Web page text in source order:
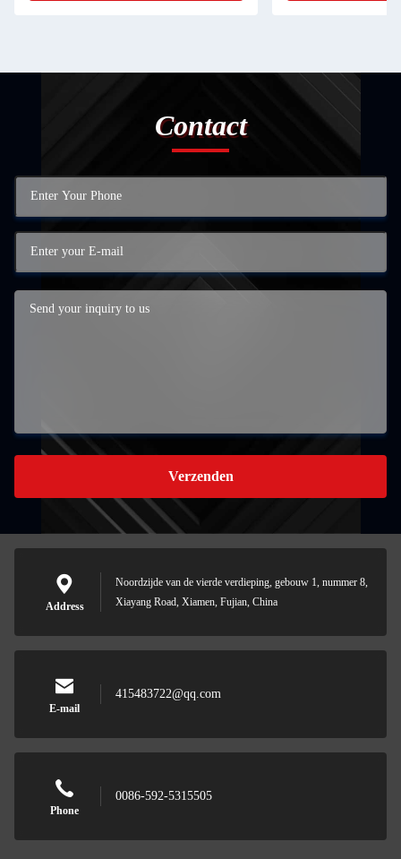
Contact
Verzenden
Address
Noordzijde van de vierde verdieping, gebouw 1, nummer 8,
Xiayang Road, Xiamen, Fujian, China
E-mail
415483722@qq.com
Phone
0086-592-5315505